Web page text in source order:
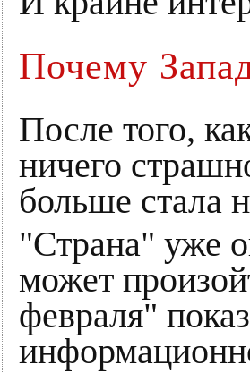
Почему
После того,
ничего
больше стала
"Страна" уже
может
февраля"